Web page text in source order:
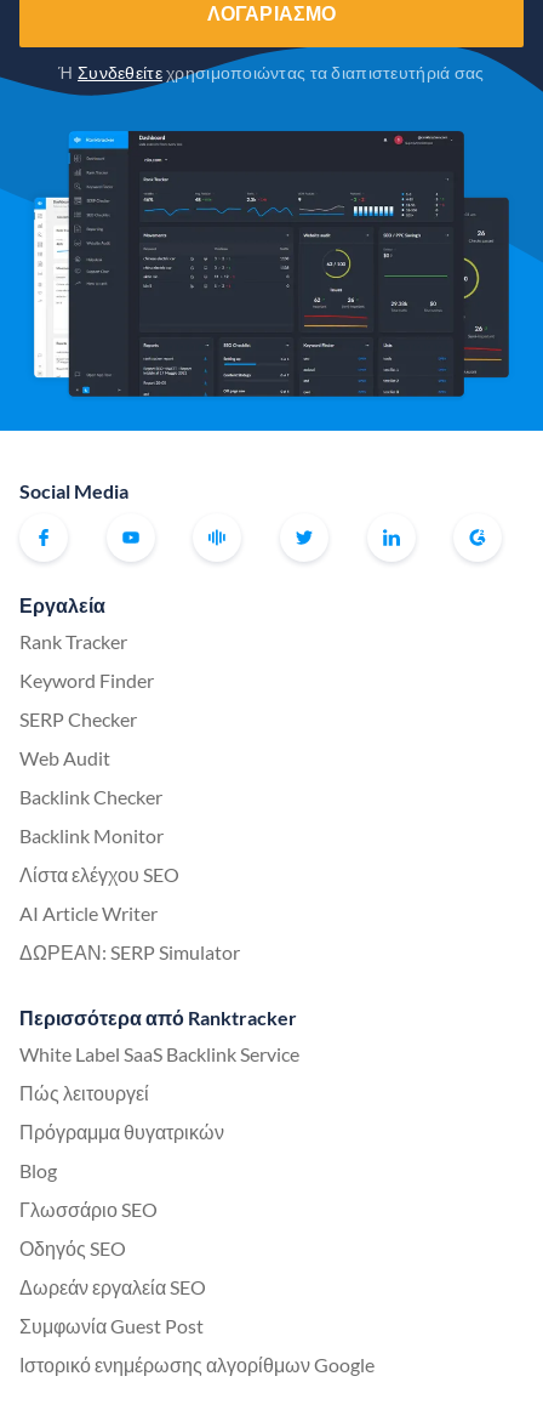
ΛΟΓΑΡΙΑΣΜΌ
ΉΣυνδεθείτεχρησιμοποιώντας τα διαπιστευτήριά σας
Social Media
Εργαλεία
Rank Tracker
Keyword Finder
SERP Checker
Web Audit
Backlink Checker
Backlink Monitor
Λίστα ελέγχου SEO
AI Article Writer
ΔΩΡΕΑΝ: SERP Simulator
Περισσότερα από Ranktracker
White Label SaaS Backlink Service
Πώς λειτουργεί
Πρόγραμμα θυγατρικών
Blog
Γλωσσάριο SEO
Οδηγός SEO
Δωρεάν εργαλεία SEO
Συμφωνία Guest Post
Ιστορικό ενημέρωσης αλγορίθμων Google